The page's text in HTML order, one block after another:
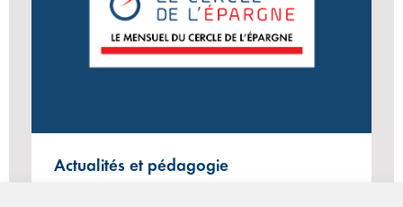
Actualités et pédagogie